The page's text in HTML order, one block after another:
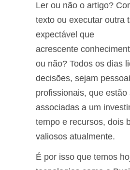
Ler ou não o artigo?
texto ou executar outra
expectável que
acrescente
ou não? Todos os dias
decisões, sejam
profissionais, que estão
associadas a um
tempo e recursos, dois
valiosos atualmente.
É por isso que temos